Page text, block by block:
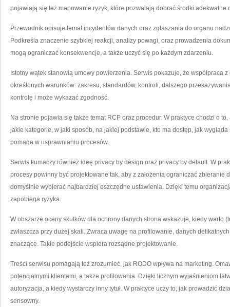
pojawiają się też mapowanie ryzyk, które pozwalają dobrać środki adekwatne
Przewodnik opisuje temat incydentów danych oraz zgłaszania do organu
Podkreśla znaczenie szybkiej reakcji, analizy powagi, oraz prowadzenia
mogą ograniczać konsekwencje, a także uczyć się po każdym zdarzeniu.
Istotny wątek stanowią umowy powierzenia. Serwis pokazuje, że współpraca
określonych warunków: zakresu, standardów, kontroli, dalszego
kontrolę i może wykazać zgodność.
Na stronie pojawia się także temat RCP oraz procedur. W praktyce chodzi o
jakie kategorie, w jaki sposób, na jakiej podstawie, kto ma dostęp, jak wygląda
pomaga w usprawnianiu procesów.
Serwis tłumaczy również ideę privacy by design oraz privacy by default. W
procesy powinny być projektowane tak, aby z założenia ograniczać zbieranie
domyślnie wybierać najbardziej oszczędne ustawienia. Dzięki temu
zapobiega ryzyka.
W obszarze oceny skutków dla ochrony danych strona wskazuje, kiedy warto
zwłaszcza przy dużej skali. Zwraca uwagę na profilowanie, danych
znaczące. Takie podejście wspiera rozsądne projektowanie.
Treści serwisu pomagają też zrozumieć, jak RODO wpływa na marketing.
potencjalnymi klientami, a także profilowania. Dzięki licznym wyjaśnieniom
autoryzacja, a kiedy wystarczy inny tytuł. W praktyce uczy to, jak prowadzić
sensowny.